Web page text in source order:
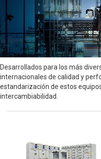
Desarrollados para los más
internacionales de calidad y
estandarización de estos
intercambiabilidad.